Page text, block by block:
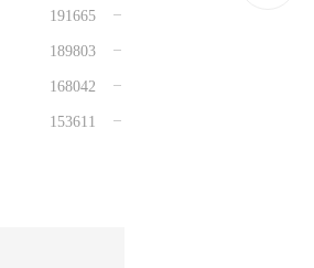
191665
189803
168042
153611